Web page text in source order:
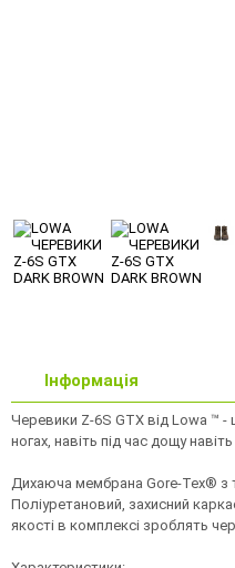
Інформація
Черевики Z-6S GTX від Lowa ™ -
ногах, навіть під час дощу
Дихаюча мембрана Gore-Tex® з
Поліуретановий, захисний
якості в комплексі зроблять